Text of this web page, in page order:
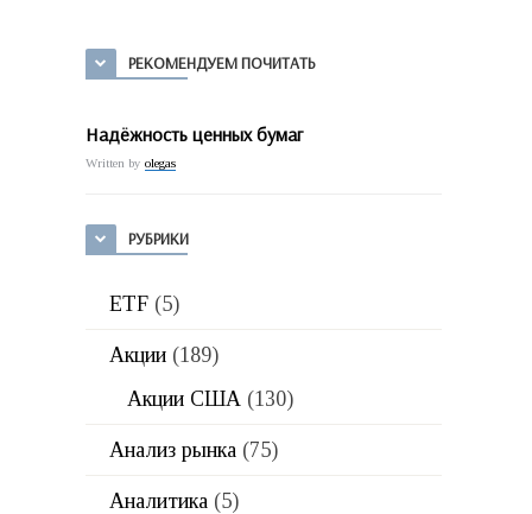
РЕКОМЕНДУЕМ ПОЧИТАТЬ
Надёжность ценных бумаг
Written by olegas
РУБРИКИ
ETF(5)
Акции(189)
Акции США(130)
Анализ рынка(75)
Аналитика(5)